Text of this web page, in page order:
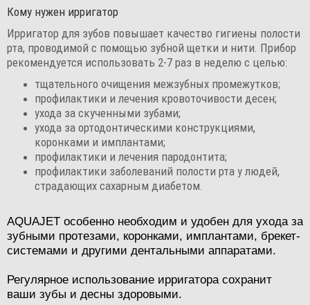
Кому нужен ирригатор
Ирригатор для зубов повышает качество гигиены полости
рта, проводимой с помощью зубной щетки и нити. Прибор
рекомендуется использовать 2-7 раз в неделю с целью:
тщательного очищения межзубных промежутков;
профилактики и лечения кровоточивости десен;
ухода за скученными зубами;
ухода за ортодонтическими конструкциями,
коронками и имплантами;
профилактики и лечения пародонтита;
профилактики заболеваний полости рта у людей,
страдающих сахарным диабетом.
AQUAJET особенно необходим и удобен для ухода за
зубными протезами, коронками, имплантами, брекет-
системами и другими дентальными аппаратами.
Регулярное использование ирригатора сохранит
ваши зубы и десны здоровыми.